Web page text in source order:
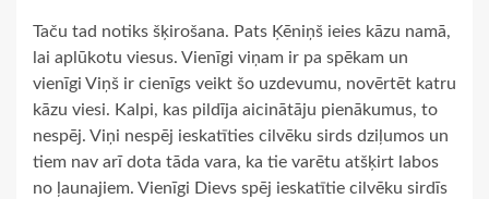
Taču tad notiks šķirošana. Pats Ķēniņš ieies kāzu namā,
lai aplūkotu viesus. Vienīgi viņam ir pa spēkam un
vienīgi Viņš ir cienīgs veikt šo uzdevumu, novērtēt katru
kāzu viesi. Kalpi, kas pildīja aicinātāju pienākumus, to
nespēj. Viņi nespēj ieskatīties cilvēku sirds dziļumos un
tiem nav arī dota tāda vara, ka tie varētu atšķirt labos
no ļaunajiem. Vienīgi Dievs spēj ieskatītie cilvēku sirdīs